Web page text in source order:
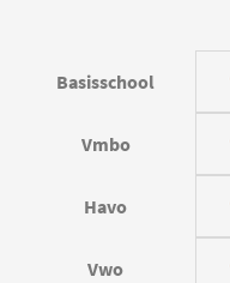
Basisschool
Vmbo
Havo
Vwo